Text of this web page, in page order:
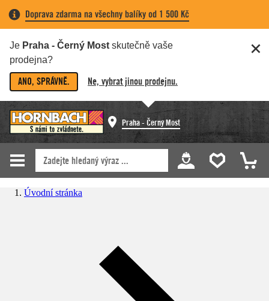
Doprava zdarma na všechny balíky od 1 500 Kč
Je Praha - Černý Most skutečně vaše
prodejna?
ANO, SPRÁVNĚ. Ne, vybrat jinou prodejnu.
Praha - Černý Most
Úvodní stránka